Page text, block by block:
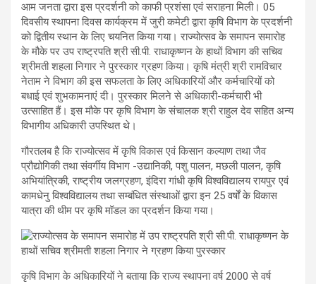
आम जनता द्वारा इस प्रदर्शनी को काफी प्रशंसा एवं सराहना मिली। 05
दिवसीय स्थापना दिवस कार्यक्रम में जुरी कमेटी द्वारा कृषि विभाग के प्रदर्शनी
को द्वितीय स्थान के लिए चयनित किया गया। राज्योत्सव के समापन समारोह
के मौके पर उप राष्ट्रपति श्री सी.पी. राधाकृष्णन के हाथों विभाग की सचिव
श्रीमती शहला निगार ने पुरस्कार ग्रहण किया। कृषि मंत्री श्री रामविचार
नेताम ने विभाग की इस सफलता के लिए अधिकारियों और कर्मचारियों को
बधाई एवं शुभकामनाएं दी। पुरस्कार मिलने से अधिकारी-कर्मचारी भी
उत्साहित हैं। इस मौके पर कृषि विभाग के संचालक श्री राहुल देव सहित अन्य
विभागीय अधिकारी उपस्थित थे।
गौरतलब है कि राज्योत्सव में कृषि विकास एवं किसान कल्याण तथा जैव
प्रौद्योगिकी तथा संवर्गीय विभाग -उद्यानिकी, पशु पालन, मछली पालन, कृषि
अभियांत्रिकी, राष्ट्रीय जलग्रहण, इंदिरा गांधी कृषि विश्वविद्यालय रायपुर एवं
कामधेनु विश्वविद्यालय तथा सम्बंधित संस्थाओं द्वारा इन 25 वर्षों के विकास
यात्रा की थीम पर कृषि मॉडल का प्रदर्शन किया गया।
कृषि विभाग के अधिकारियों ने बताया कि राज्य स्थापना वर्ष 2000 से वर्ष